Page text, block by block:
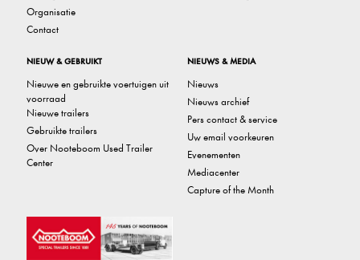
Organisatie
Contact
NIEUW & GEBRUIKT
Nieuwe en gebruikte voertuigen uit
voorraad
Nieuwe trailers
Gebruikte trailers
Over Nooteboom Used Trailer
Center
NIEUWS & MEDIA
Nieuws
Nieuws archief
Pers contact & service
Uw email voorkeuren
Evenementen
Mediacenter
Capture of the Month